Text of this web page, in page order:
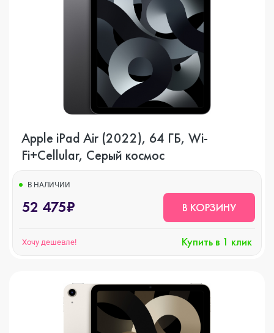
Apple iPad Air (2022), 64 ГБ, Wi-
Fi+Cellular, Серый космос
В НАЛИЧИИ
52 475₽ В КОРЗИНУ
Хочу дешевле! Купить в 1 клик